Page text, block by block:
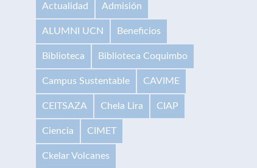
Actualidad Admisión
ALUMNI UCN Beneficios
Biblioteca Biblioteca Coquimbo
Campus Sustentable CAVIME
CEITSAZA Chela Lira CIAP
Ciencia CIMET
Ckelar Volcanes